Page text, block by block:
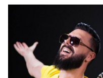
Dyshja dha një
personale dhe atë
rëndësishme e